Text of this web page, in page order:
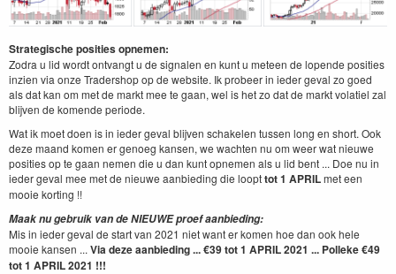
Strategische posities opnemen:
Zodra u lid wordt ontvangt u de signalen en kunt u meteen de lopende posities
inzien via onze Tradershop op de website. Ik probeer in ieder geval zo goed
als dat kan om met de markt mee te gaan, wel is het zo dat de markt volatiel zal
blijven de komende periode.
Wat ik moet doen is in ieder geval blijven schakelen tussen long en short. Ook
deze maand komen er genoeg kansen, we wachten nu om weer wat nieuwe
posities op te gaan nemen die u dan kunt opnemen als u lid bent ... Doe nu in
ieder geval mee met de nieuwe aanbieding die loopttot 1 APRILmet een
mooie korting !!
Maak nu gebruik van de NIEUWE proef aanbieding:
Mis in ieder geval de start van 2021 niet want er komen hoe dan ook hele
mooie kansen ... Via deze aanbieding ... €39 tot 1 APRIL 2021 ... Polleke €49
tot 1 APRIL 2021 !!!